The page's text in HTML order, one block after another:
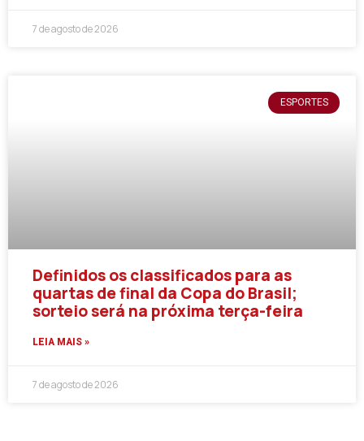
7 de agosto de 2026
ESPORTES
Definidos os classificados para as
quartas de final da Copa do Brasil;
sorteio será na próxima terça-feira
LEIA MAIS »
7 de agosto de 2026